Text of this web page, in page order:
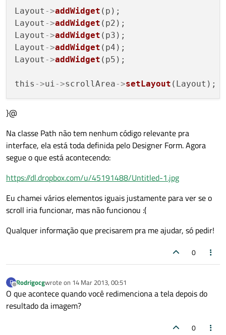
Layout ->addWidget (p);
Layout ->addWidget (p2);
Layout ->addWidget (p3);
Layout ->addWidget (p4);
Layout ->addWidget (p5);
this ->ui->scrollArea->setLayout
}@
Na classe Path não tem nenhum código relevante pra
interface, ela está toda definida pelo Designer Form. Agora
segue o que está acontecendo:
https://dl.dropbox.com/u/45191488/Untitled-1.jpg
Eu chamei vários elementos iguais justamente para ver se o
scroll iria funcionar, mas não funcionou :(
Qualquer informação que precisarem pra me ajudar, só pedir!
0
R
Offline
Rodrigocgwrote on 14 Mar 2013, 00:51
last edited by
O que acontece quando você redimenciona a tela depois do
resultado da imagem?
0